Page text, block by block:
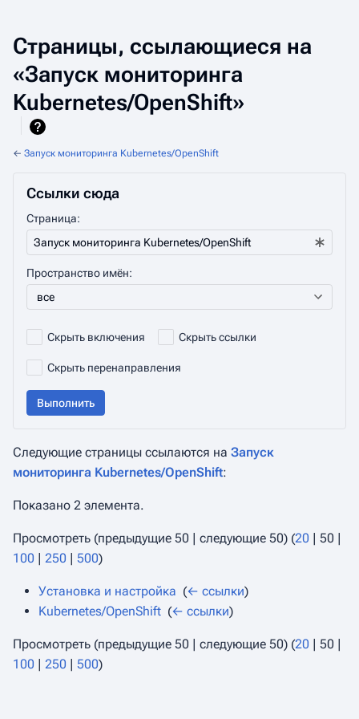
Страницы, ссылающиеся на
«Запуск мониторинга
Kubernetes/OpenShift»
← Запуск мониторинга Kubernetes/OpenShift
Ссылки сюда
Страница:
Пространство имён:
все
Скрыть включения Скрыть ссылки
Скрыть перенаправления
Выполнить
Следующие страницы ссылаются на Запуск
мониторинга Kubernetes/OpenShift:
Показано 2 элемента.
Просмотреть (предыдущие 50 | следующие 50) (20 | 50 |
100 | 250 | 500)
Установка и настройка (← ссылки)
Kubernetes/OpenShift (← ссылки)
Просмотреть (предыдущие 50 | следующие 50) (20 | 50 |
100 | 250 | 500)